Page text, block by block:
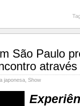
São Paulo
japonesa Show